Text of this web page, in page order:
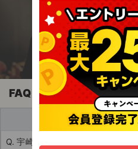
特定商取引法に基づく表記
公演登録依頼
不正転売禁止法について
チケットジャムの取り組み
エンタメに関わる全て
ト売買
FAQ
買
Q. 宇崎竜童のチケットはどうや